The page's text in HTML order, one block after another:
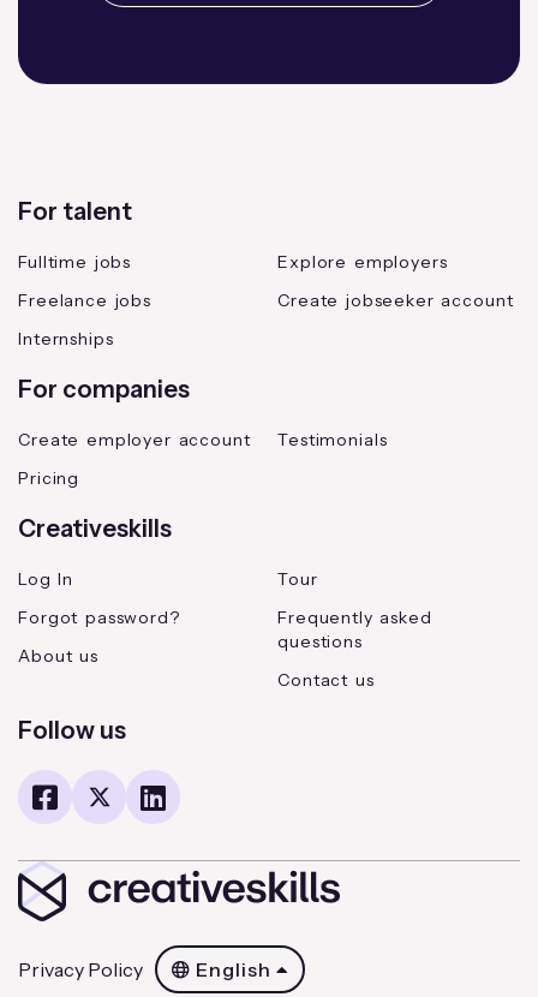
For talent
Fulltime jobs
Freelance jobs
Internships
Explore employers
Create jobseeker account
For companies
Create employer account
Pricing
Testimonials
Creativeskills
Log In
Forgot password?
About us
Tour
Frequently asked
questions
Contact us
Follow us
Privacy Policy English